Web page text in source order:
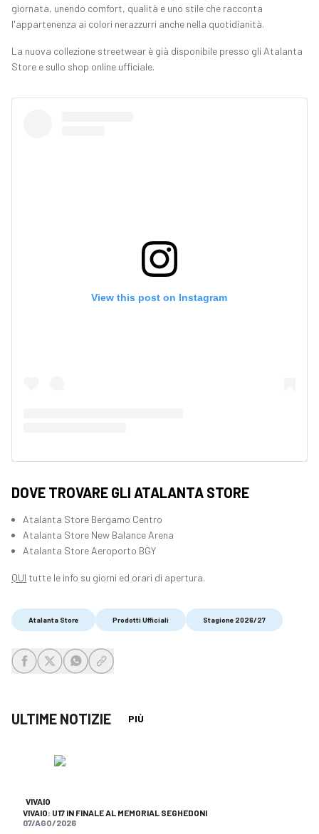
giornata, unendo comfort, qualità e uno stile che racconta
l'appartenenza ai colori nerazzurri anche nella quotidianità.
La nuova collezione streetwear è già disponibile presso gli Atalanta
Store e sullo shop online ufficiale.
View this post on Instagram
DOVE TROVARE GLI ATALANTA STORE
Atalanta Store Bergamo Centro
Atalanta Store New Balance Arena
Atalanta Store Aeroporto BGY
QUI tutte le info su giorni ed orari di apertura.
Atalanta Store Prodotti Ufficiali Stagione 2026/27
ULTIME NOTIZIE PIÙ
VIVAIO
VIVAIO: U17 IN FINALE AL MEMORIAL SEGHEDONI
07/AGO/2026